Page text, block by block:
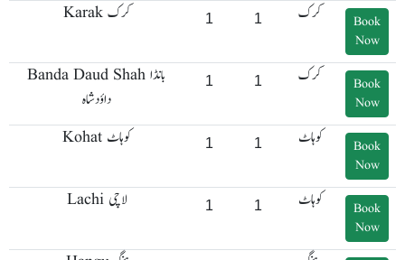
Karak کرک 1 1 کرک
Book
Now
Banda Daud Shah با نڈا
داؤد شاہ
1 1 کرک
Book
Now
Kohat کوہاٹ 1 1 کوہاٹ
Book
Now
Lachi لاچی 1 1 کوہاٹ
Book
Now